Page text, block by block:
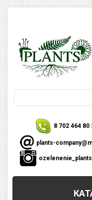
8 702 464 80
plants-